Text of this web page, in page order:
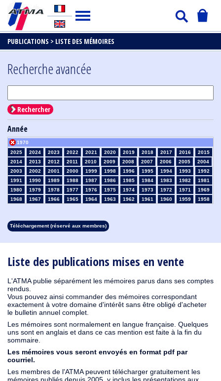
PUBLICATIONS > LISTE DES MÉMOIRES
Liste des publications mises en vente
L'ATMA publie séparément les mémoires parus dans ses comptes
rendus.
Vous pouvez ainsi commander des mémoires correspondant
exactement à votre domaine d'intérêt sans être obligé d'acheter
le bulletin annuel complet.
Les mémoires sont normalement en langue française. Quelques
uns sont en anglais et dans ce cas mention est faite à la fin du
sommaire.
Les mémoires vous seront envoyés en format pdf par
courriel.
Les membres de l'ATMA peuvent télécharger gratuitement les
Recherche avancée
Rechercher
Année
2025 2024 2023 2022 2021 2020 2019 2018 2017 2016
2015
2014
2013 2012 2011 2010 2009 2008 2007 2006 2005
2004
2003
2002 2001 2000 1999 1998 1996 1995 1994 1993
1992
1991
1990 1989 1988 1987 1986 1985 1984 1983 1982
1981
1980
1979 1978 1977 1976 1975 1974 1973 1972 1971
1970
1969
1968
1967 1966 1965 1964 1963 1962 1961 1960 1959
1958
1930
1929 1928 1927 1926 1925
Téléchargement (réservé aux membres)